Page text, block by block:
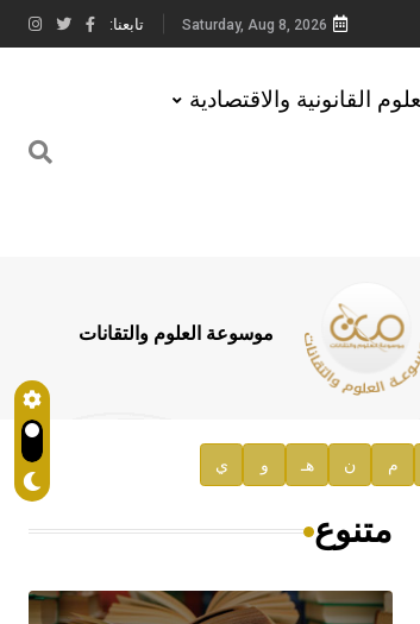
Saturday, Aug 8, 2026 تابعنا:
القانونية والاقتصادية
موسوعة العلوم والتقانات
م ن هـ و ي
متنوع